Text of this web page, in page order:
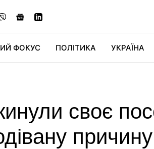
ФОКУС ПОЛІТИКА УКРАЇНА
своє
причину